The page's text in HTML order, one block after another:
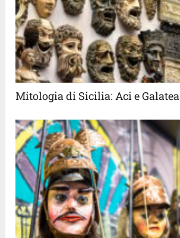
Mitologia di Sicilia: Aci e Galatea